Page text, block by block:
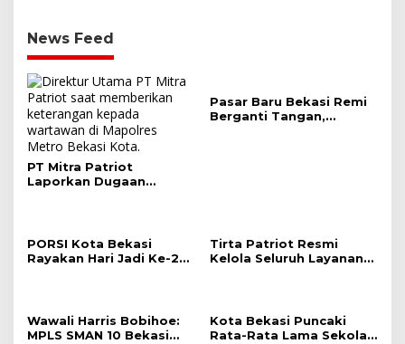
News Feed
PT Mitra Patriot
Laporkan Dugaan
Pasar Baru Bekasi Remi
Berganti Tangan,
PORSI Kota Bekasi
Rayakan Hari Jadi Ke-2
Tirta Patriot Resmi
Kelola Seluruh Layanan
Sepakat Utamakan
Pelayanan Warga.
Wawali Harris Bobihoe:
MPLS SMAN 10 Bekasi
Kota Bekasi Puncaki
Rata-Rata Lama Sekolah